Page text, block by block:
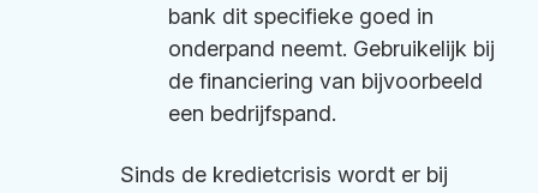
bank dit specifieke goed in
onderpand neemt. Gebruikelijk bij
de financiering van bijvoorbeeld
een bedrijfspand.
Sinds de kredietcrisis wordt er bij